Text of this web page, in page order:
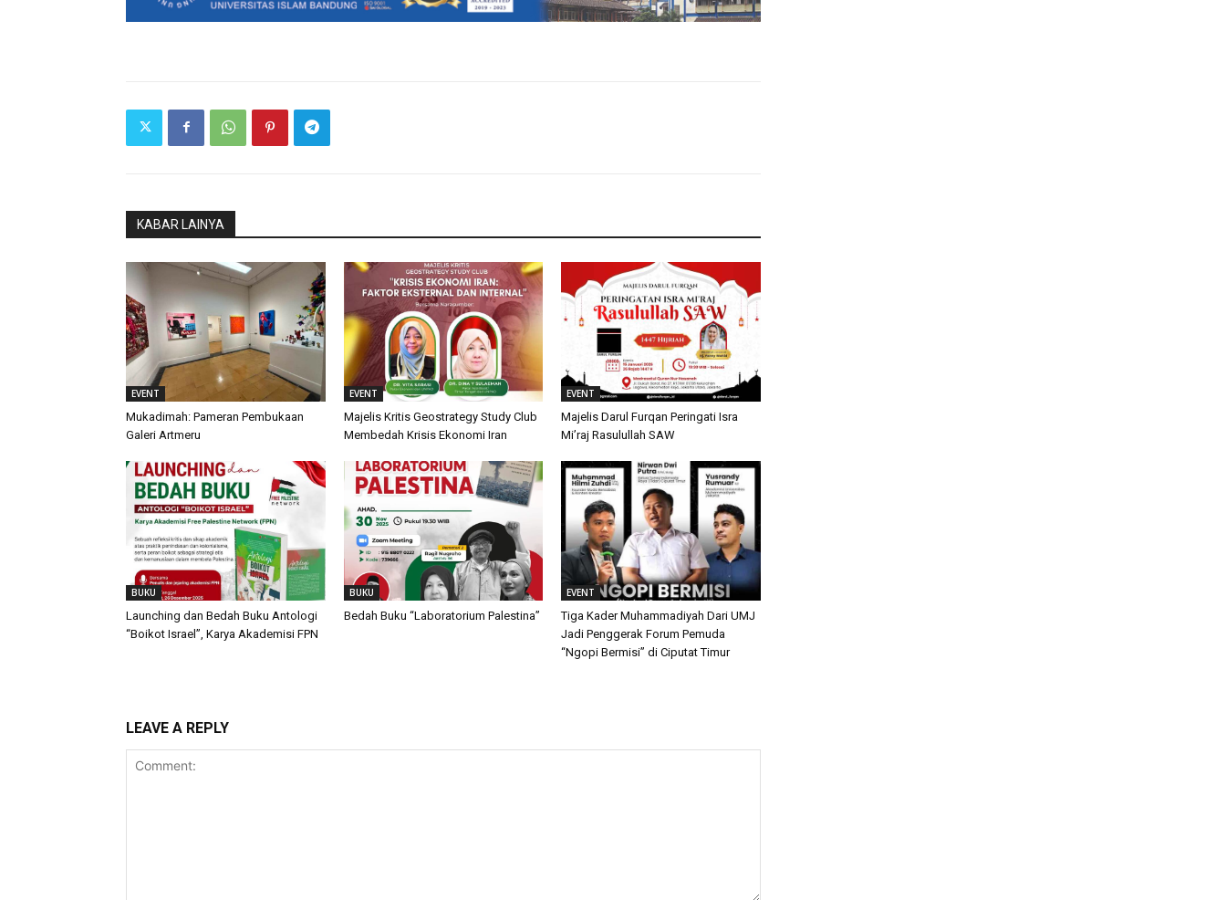
KABAR LAINYA
EVENT
Mukadimah: Pameran Pembukaan
Galeri Artmeru
EVENT
Majelis Kritis Geostrategy Study Club
Membedah Krisis Ekonomi Iran
EVENT
Majelis Darul Furqan Peringati Isra
Mi’raj Rasulullah SAW
BUKU
Launching dan Bedah Buku Antologi
“Boikot Israel”, Karya Akademisi FPN
BUKU
Bedah Buku “Laboratorium Palestina”
EVENT
Tiga Kader Muhammadiyah Dari UMJ
Jadi Penggerak Forum Pemuda
“Ngopi Bermisi” di Ciputat Timur
LEAVE A REPLY